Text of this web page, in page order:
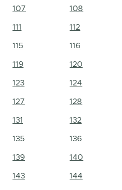
107 108
111 112
115 116
119 120
123 124
127 128
131 132
135 136
139 140
143 144